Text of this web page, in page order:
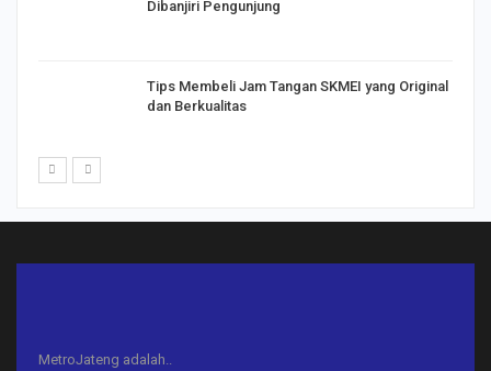
Dibanjiri Pengunjung
Tips Membeli Jam Tangan SKMEI yang Original
dan Berkualitas
MetroJateng adalah..